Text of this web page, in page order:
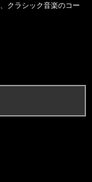
クラシック音楽のコー